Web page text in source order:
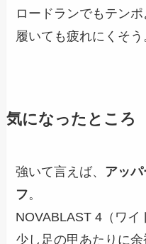
ロードランでもテン
履いても疲れにくそう
気になったところ
強いて言えば、 アッ
フ。
NOVABLAST 4（ワ
少し足の甲あたりに余